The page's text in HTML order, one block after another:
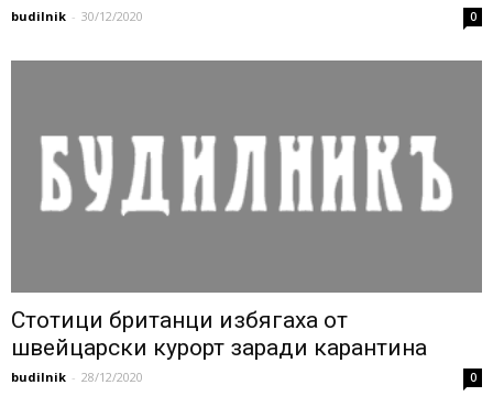
budilnik - 30/12/2020 0
Стотици британци избягаха от
швейцарски курорт заради карантина
budilnik - 28/12/2020 0